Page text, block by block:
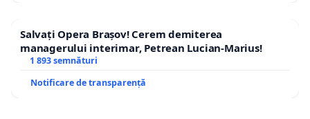
Salvați Opera Brașov! Cerem demiterea
managerului interimar, Petrean Lucian-Marius!
1 893 semnături
Notificare de transparență